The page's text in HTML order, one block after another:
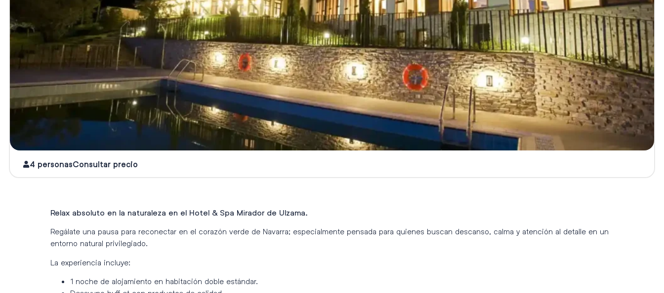
4 personasConsultar precio
Relax absoluto en la naturaleza en el Hotel & Spa Mirador de Ulzama.
Regálate una pausa para reconectar en el corazón verde de Navarra; especialmente pensada para quienes buscan descanso, calma y atención al detalle en un
entorno natural privilegiado.
La experiencia incluye:
1 noche de alojamiento en habitación doble estándar.